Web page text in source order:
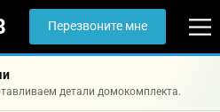
Перезвоните мне
детали домокомплекта.